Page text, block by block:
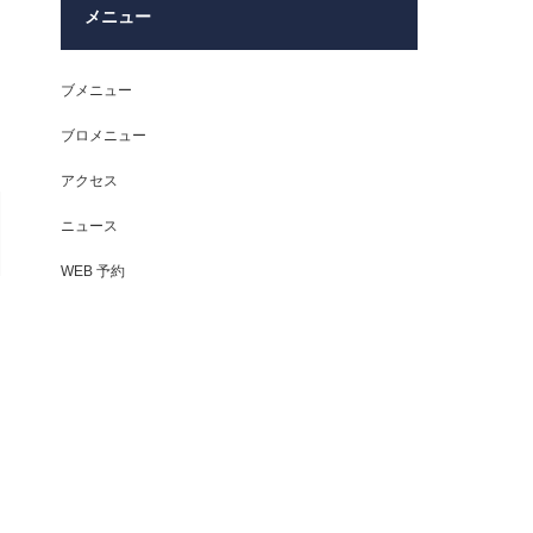
メニュー
ブメニュー
ブロメニュー
アクセス
ニュース
WEB 予約